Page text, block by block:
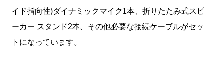
イド指向性)ダイナミックマイク1本、折りたたみ式スピ
ーカー スタンド2本、その他必要な接続ケーブルがセッ
トになっています。